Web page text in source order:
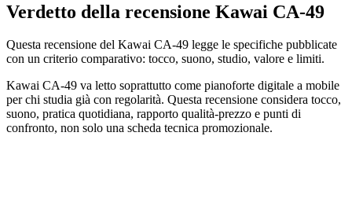
Verdetto della recensione Kawai CA-49
Questa recensione del Kawai CA-49 legge le specifiche pubblicate
con un criterio comparativo: tocco, suono, studio, valore e limiti.
Kawai CA-49 va letto soprattutto come pianoforte digitale a mobile
per chi studia già con regolarità. Questa recensione considera tocco,
suono, pratica quotidiana, rapporto qualità-prezzo e punti di
confronto, non solo una scheda tecnica promozionale.